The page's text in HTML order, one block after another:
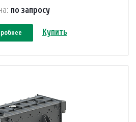
по запросу
Купить